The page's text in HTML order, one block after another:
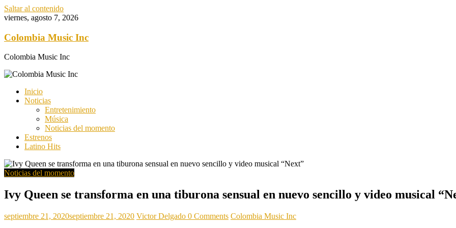
Saltar al contenido
viernes, agosto 7, 2026
Colombia Music Inc
Colombia Music Inc
Inicio
Noticias
Entretenimiento
Música
Noticias del momento
Estrenos
Latino Hits
Noticias del momento
Ivy Queen se transforma en una tiburona sensual en nuevo sencillo y video musical
septiembre 21, 2020septiembre 21, 2020 Victor Delgado 0 Comments Colombia Music Inc